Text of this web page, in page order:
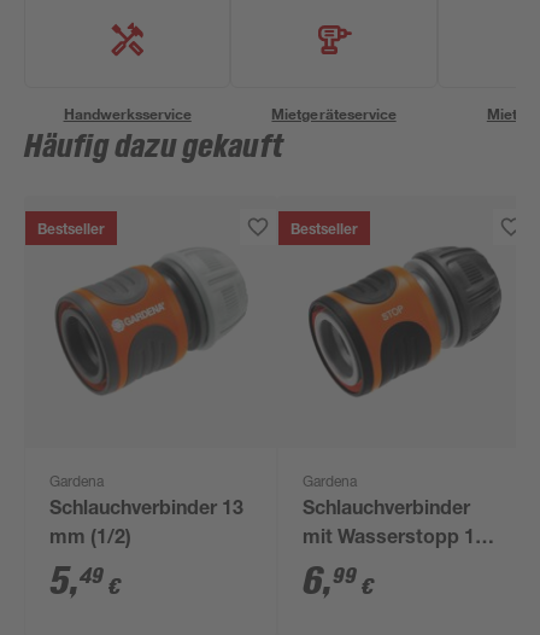
Handwerksservice Mietgeräteservice
Häufig dazu gekauft
Bestseller
Gardena
Schlauchverbinder 13
mm (1/2)
5,49 €
Bestseller
Gardena
Schlauchverbinder
mit Wasserstopp 13
mm (1/2")
6,99 €